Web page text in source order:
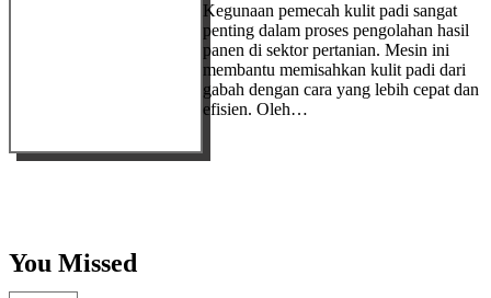
Kegunaan pemecah kulit padi sangat
penting dalam proses pengolahan hasil
panen di sektor pertanian. Mesin ini
membantu memisahkan kulit padi dari
gabah dengan cara yang lebih cepat dan
efisien. Oleh…
You Missed